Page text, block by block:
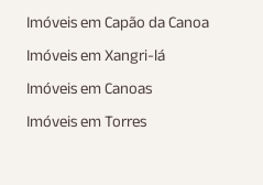
Imóveis em Capão da Canoa
Imóveis em Xangri-lá
Imóveis em Canoas
Imóveis em Torres